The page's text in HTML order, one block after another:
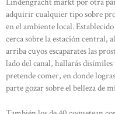
adquirir cualquier tipo sobre
en el ambiente local.
cerca sobre la estación central,
arriba cuyos escaparates las
lado del canal, hallarás
pretende comer, en donde
parte gozar sobre el belleza de